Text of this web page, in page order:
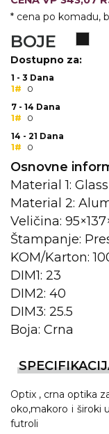
LAMPE
ZDRAVLJE I
DUKSEVI I
KAČKETI,
POLO MAJICE
KOŠULJE
UNIFORME
STRETCH
SUBLIMACIJA
CRICKET
ŠIBICA
JAKNE I
PRIBOR ZA
* cena po komadu,
BOJE
Dostupno za:
1 - 3 Dana
1#
0
7 - 14 Dana
1#
0
14 - 21 Dana
1#
0
Osnovne
Material 1: Glass
Material 2:
Veličina:
Štampanje:
KOM/Karton:
DIM1: 23
DIM2: 40
DIM3: 25.5
Boja: Crna
Optix , crna optika
oko,makoro i široki
futroli